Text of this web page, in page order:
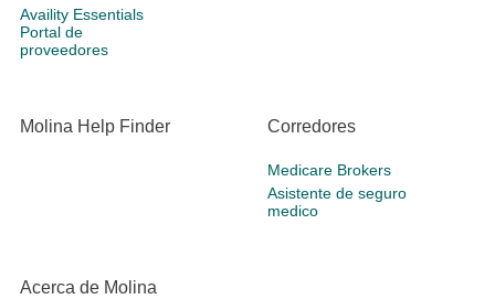
Availity Essentials
Portal de
proveedores
Molina Help Finder Corredores
Medicare Brokers
Asistente de seguro
medico
Acerca de Molina